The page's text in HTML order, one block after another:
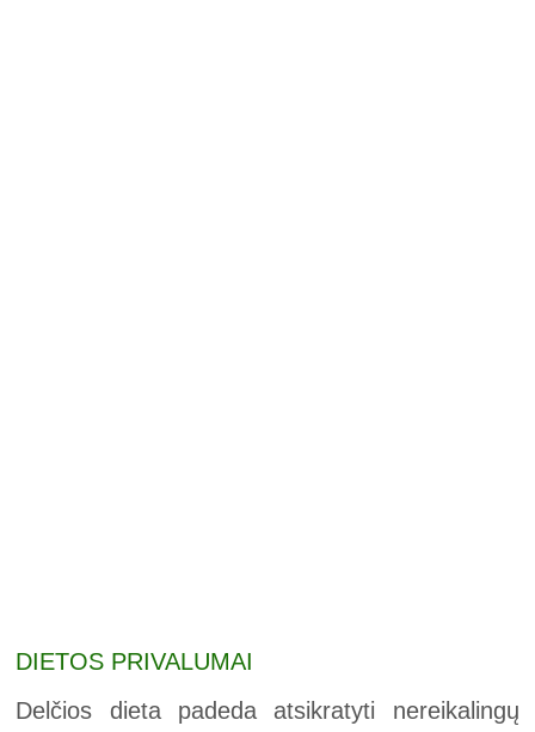
DIETOS PRIVALUMAI
Delčios dieta padeda atsikratyti nereikalingų